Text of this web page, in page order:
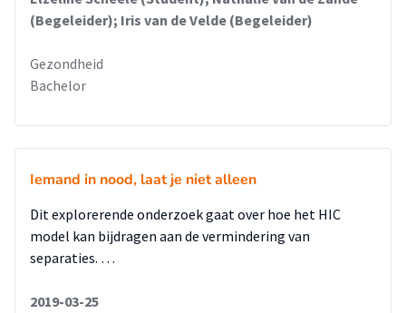
(Begeleider); Iris van de Velde (Begeleider)
Gezondheid
Bachelor
Iemand in nood, laat je niet alleen
Dit explorerende onderzoek gaat over hoe het HIC
model kan bijdragen aan de vermindering van
separaties. …
2019-03-25